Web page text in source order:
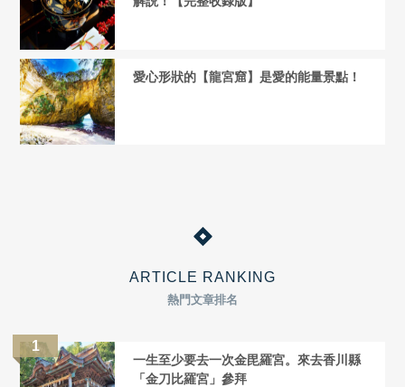
愛心形狀的【龍宮窟】是愛的能量景點！
ARTICLE RANKING
熱門文章排名
一生至少要去一次金毘羅宮。來去香川縣
「金刀比羅宮」參拜